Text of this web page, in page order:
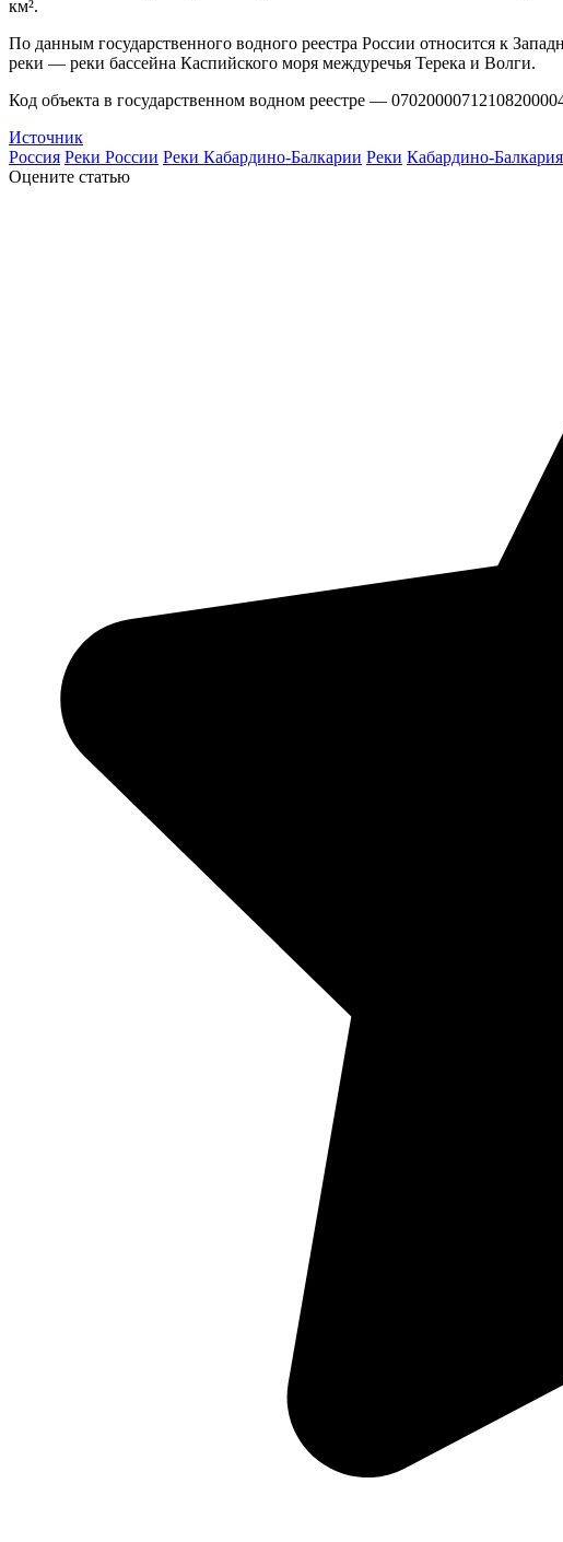
км².
По данным государственного водного реестра России относится к
реки — реки бассейна Каспийского моря междуречья Терека и Волги.
Код объекта в государственном водном реестре —
Источник
Россия Реки России Реки Кабардино-Балкарии Реки Кабардино-Балкария
Оцените статью